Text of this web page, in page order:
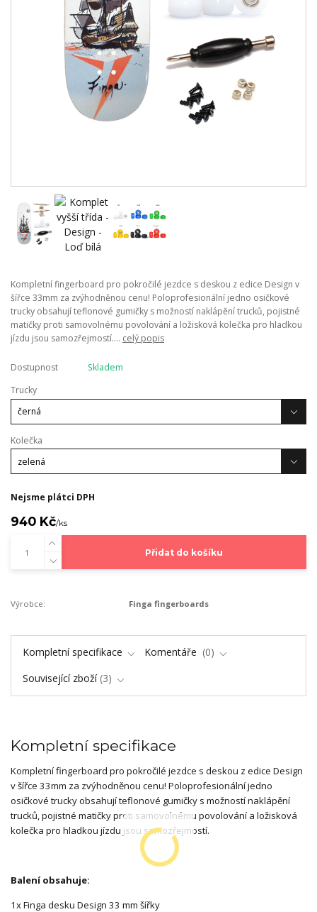
Kompletní fingerboard pro pokročilé jezdce s deskou z edice Design v
šířce 33mm za zvýhodněnou cenu! Poloprofesionální jedno osičkové
trucky obsahují teflonové gumičky s možností naklápění trucků, pojistné
matičky proti samovolnému povolování a ložisková kolečka pro hladkou
jízdu jsou samozřejmostí.... celý popis
Dostupnost
Skladem
Trucky
Kolečka
Nejsme plátci DPH
940 Kč/ks
Přidat do košíku
Výrobce: Finga fingerboards
Kompletní specifikace Komentáře
0
Související zboží 3
Kompletní specifikace
Kompletní fingerboard pro pokročilé jezdce s deskou z edice Design
v šířce 33mm za zvýhodněnou cenu! Poloprofesionální jedno
osičkové trucky obsahují teflonové gumičky s možností naklápění
trucků, pojistné matičky proti samovolnému povolování a ložisková
kolečka pro hladkou jízdu jsou samozřejmostí.
Balení obsahuje:
1x Finga desku Design 33 mm šířky